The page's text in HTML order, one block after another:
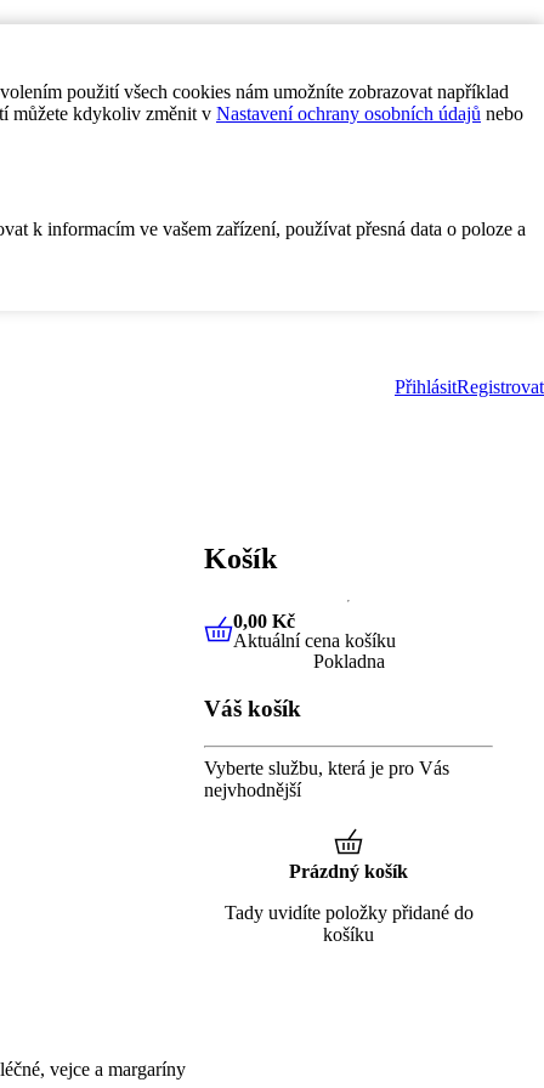
použití všech cookies nám umožníte zobrazovat například
můžete kdykoliv změnit v Nastavení ochrany osobních údajů nebo
k informacím ve vašem zařízení, používat přesná data o poloze a
PřihlásitRegistrovat
vejce a margaríny
Košík
0,00 KčAktuální cena košíku
0,00 Kč
Aktuální cena košíku
Pokladna
Váš košík
Vyberte službu, která je pro Vás
nejvhodnější
Prázdný košík
Tady uvidíte položky přidané do
košíku